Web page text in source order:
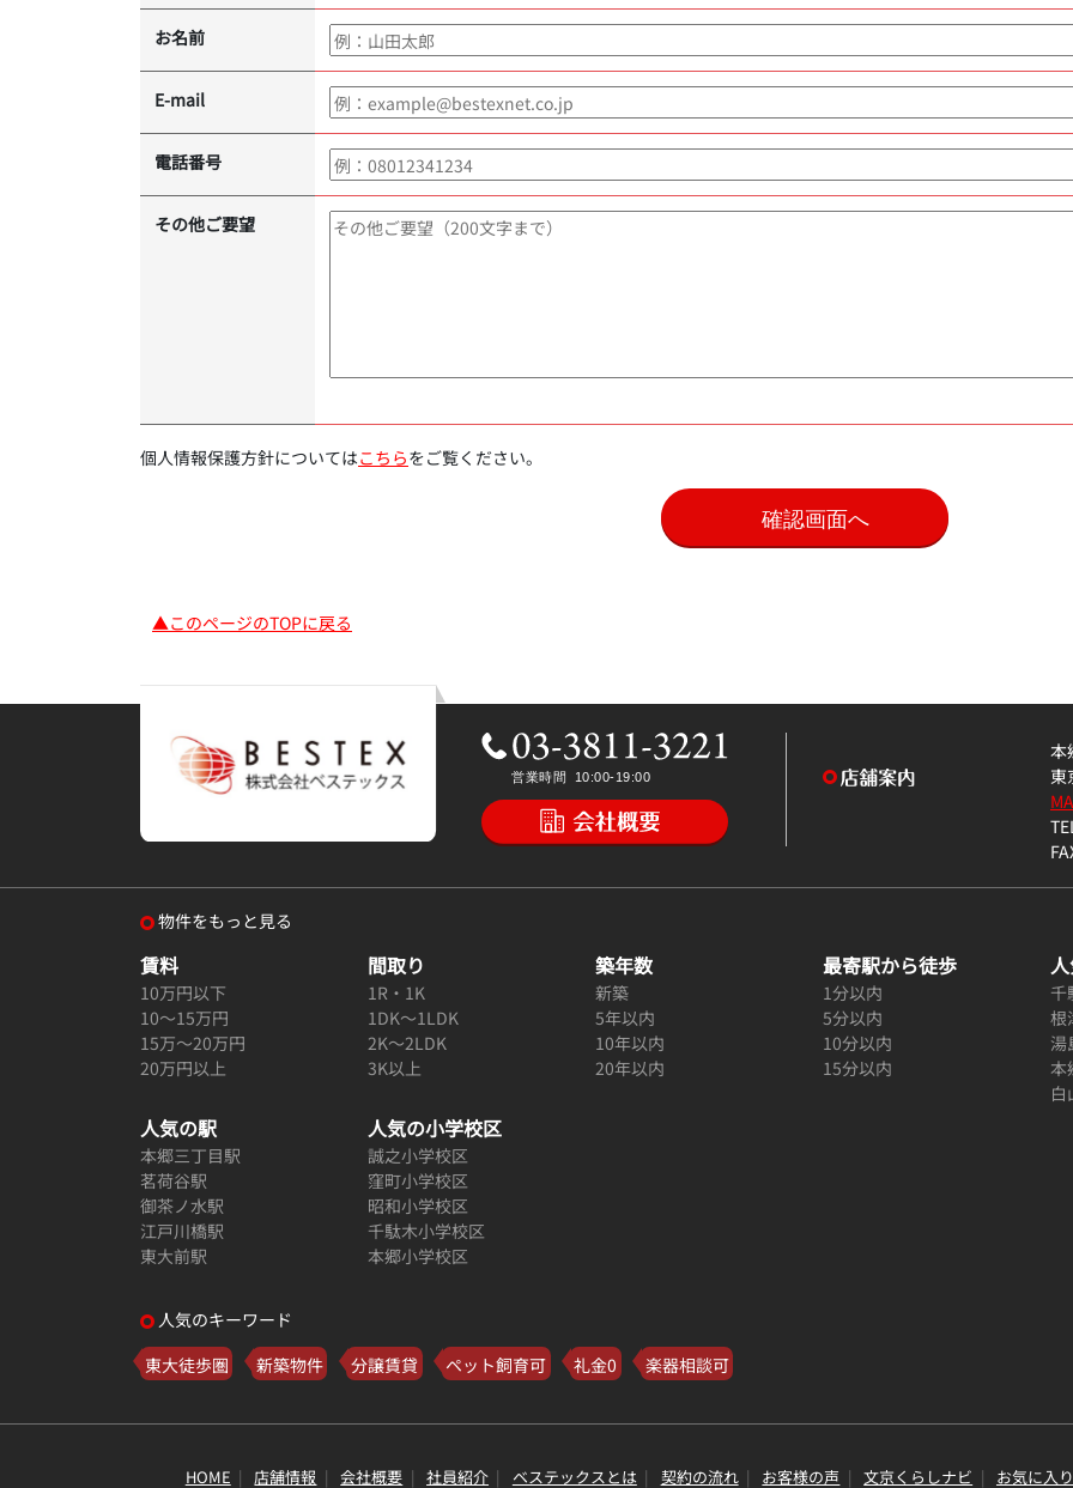
お名前
E-mail
電話番号
その他ご要望
個人情報保護方針についてはこちらをご覧ください。
▲このページのTOPに戻る
本
東
物件をもっと見る
賃料
10万円以下
10～15万円
15万～20万円
20万円以上
間取り
1R・1K
1DK～1LDK
2K～2LDK
3K以上
築年数
新築
5年以内
10年以内
20年以内
最寄駅から徒歩
1分以内
5分以内
10分以内
15分以内
千
根
湯
本
白
人気の駅
本郷三丁目駅
茗荷谷駅
御茶ノ水駅
江戸川橋駅
東大前駅
人気の小学校区
誠之小学校区
窪町小学校区
昭和小学校区
千駄木小学校区
本郷小学校区
人気のキーワード
東大徒歩圏
新築物件 分譲賃貸 ペット飼育可 礼金0 楽器相談可
HOME 店舗情報 会社概要 社員紹介 ベステックスとは 契約の流れ お客様の声 文京くらしナビ お気に入